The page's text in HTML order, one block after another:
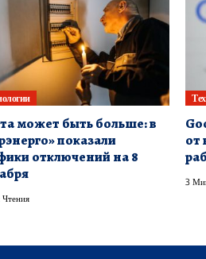
может быть больше: в
показали
отключений на 8
от
3